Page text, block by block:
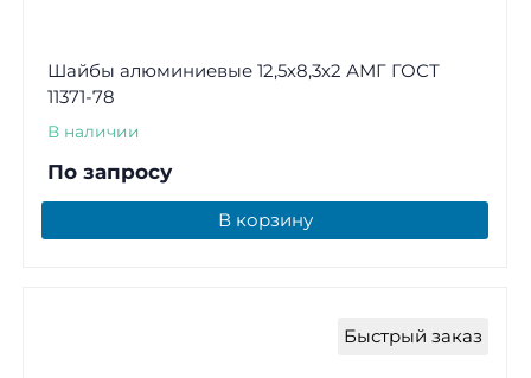
Шайбы алюминиевые 12,5х8,3х2 АМГ ГОСТ
11371-78
В наличии
По запросу
В корзину
Быстрый заказ